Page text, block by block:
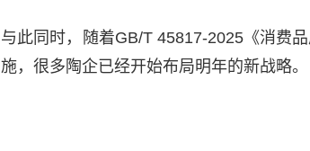
与此同时，随着GB/T 45817-2025《消费
施，很多陶企已经开始布局明年的新战略。